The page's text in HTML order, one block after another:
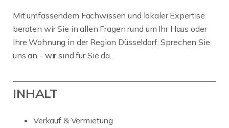
Mit umfassendem Fachwissen und lokaler Expertise
beraten wir Sie in allen Fragen rund um Ihr Haus oder
Ihre Wohnung in der Region Düsseldorf. Sprechen Sie
uns an - wir sind für Sie da.
INHALT
Verkauf & Vermietung